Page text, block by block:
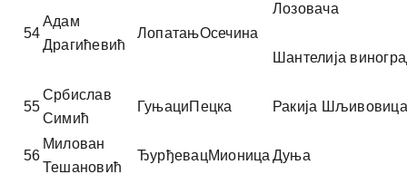
54
Адам
Драгићевић
ЛопатањОсечина
Лозовача
Шантелија
55
Србислав
Симић
ГуњациПецка Ракија Шљивовица
56
Милован
Тешановић
ЂурђевацМионица Дуња